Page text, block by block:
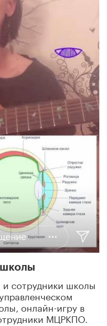
и сотрудники школы
онлайн-игру в
МЦРКПО.